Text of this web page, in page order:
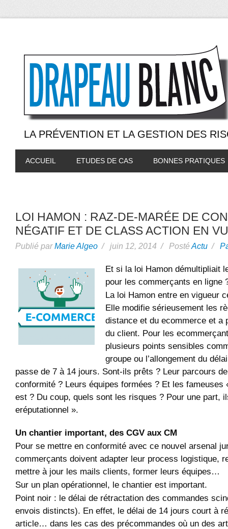
LA PRÉVENTION ET LA GESTION DES
ACCUEIL ETUDES DE CAS BONNES PRATIQUES
LOI HAMON : RAZ-DE-MARÉE DE
NÉGATIF ET DE CLASS ACTION EN
Publié parMarie Algeo / juin 12, 2014 / PostéActu /
Et si la loi Hamon démultipliait
pour les commerçants en ligne
La loi Hamon entre en vigueur
Elle modifie sérieusement les
distance et du ecommerce et a
du client. Pour les
plusieurs points sensibles
groupe ou l’allongement du
passe de 7 à 14 jours. Sont-ils prêts ? Leur parcours
conformité ? Leurs équipes formées ? Et les fameuses
est ? Du coup, quels sont les risques ? Pour une part,
eréputationnel ».
Un chantier important, des CGV aux CM
Pour se mettre en conformité avec ce nouvel arsenal
commerçants doivent adapter leur process logistique,
mettre à jour les mails clients, former leurs équipes…
Sur un plan opérationnel, le chantier est important.
Point noir : le délai de rétractation des commandes
envois distincts). En effet, le délai de 14 jours court à
article… dans les cas des précommandes où un des